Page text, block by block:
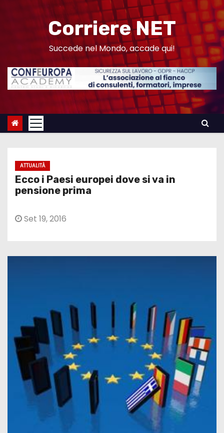
n
Corriere NET
Succede nel Mondo, accade qui!
ATTUALITÀ
Ecco i Paesi europei dove si va in
pensione prima
Set 19, 2016